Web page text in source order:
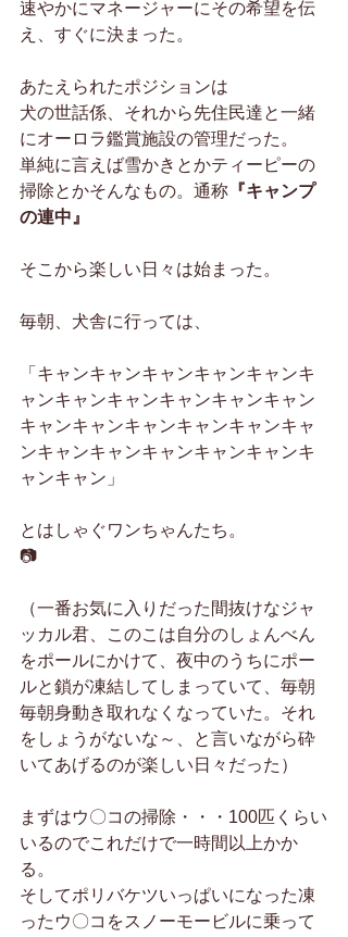
速やかにマネージャーにその希望を伝
え、すぐに決まった。
あたえられたポジションは
犬の世話係、それから先住民達と一緒
にオーロラ鑑賞施設の管理だった。
単純に言えば雪かきとかティーピーの
掃除とかそんなもの。通称 『キャンプ
の連中』
そこから楽しい日々は始まった。
毎朝、犬舎に行っては、
「キャンキャンキャンキャンキャンキ
ャンキャンキャンキャンキャンキャン
キャンキャンキャンキャンキャンキャ
ンキャンキャンキャンキャンキャンキ
ャンキャン」
とはしゃぐワンちゃんたち。
📷
（一番お気に入りだった間抜けなジャ
ッカル君、このこは自分のしょんべん
をポールにかけて、夜中のうちにポー
ルと鎖が凍結してしまっていて、毎朝
毎朝身動き取れなくなっていた。それ
をしょうがないな～、と言いながら砕
いてあげるのが楽しい日々だった）
まずはウ〇コの掃除・・・100匹くらい
いるのでこれだけで一時間以上かか
る。
そしてポリバケツいっぱいになった凍
ったウ〇コをスノーモービルに乗って